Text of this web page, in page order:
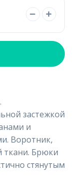
застежкой
и
Воротник,
ткани. Брюки
стянутым